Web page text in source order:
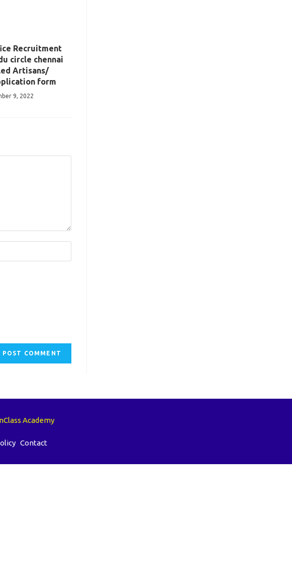
Recruitment
circle chennai
Artisans/
form
9, 2022
Academy
Contact